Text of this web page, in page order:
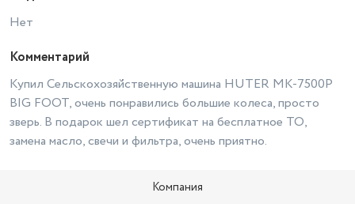
Нет
Комментарий
Купил Сельскохозяйственную машина HUTER МК-7500Р
BIG FOOT, очень понравились большие колеса, просто
зверь. В подарок шел сертификат на бесплатное ТО,
замена масло, свечи и фильтра, очень приятно.
Компания